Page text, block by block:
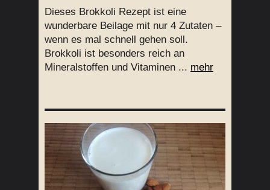
Dieses Brokkoli Rezept ist eine
wunderbare Beilage mit nur 4 Zutaten –
wenn es mal schnell gehen soll.
Brokkoli ist besonders reich an
Mineralstoffen und Vitaminen ... mehr